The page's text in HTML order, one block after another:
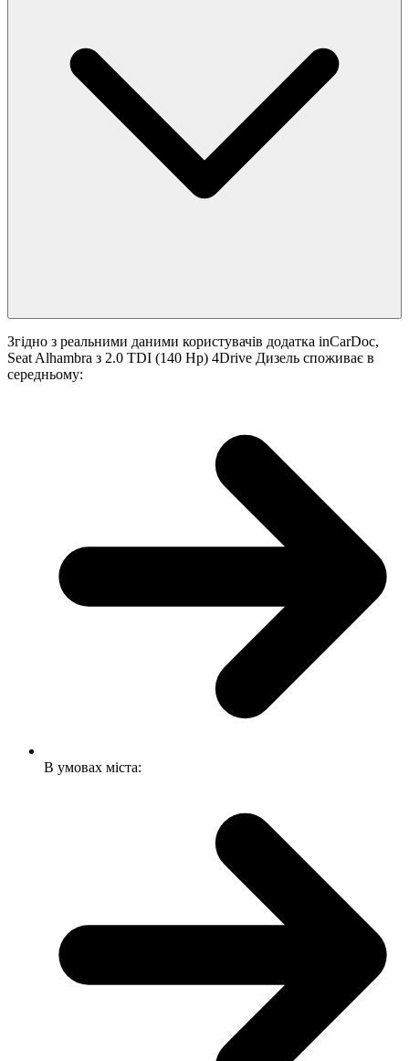
Згідно з реальними даними користувачів додатка inCarDoc,
Seat Alhambra з 2.0 TDI (140 Hp) 4Drive Дизель споживає в
середньому:
В умовах міста: